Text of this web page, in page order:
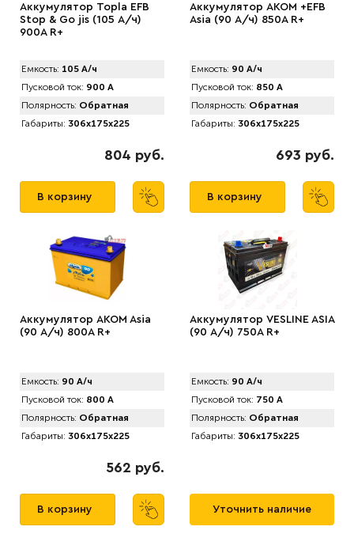
Аккумулятор Topla EFB
Stop & Go jis (105 А/ч)
900A R+
Емкость: 105 А/ч
Пусковой ток: 900 А
Полярность: Обратная
Габариты: 306x175x225
804 руб.
В корзину
Аккумулятор AKOM +EFB
Asia (90 А/ч) 850A R+
Емкость: 90 А/ч
Пусковой ток: 850 А
Полярность: Обратная
Габариты: 306x175x225
693 руб.
В корзину
Аккумулятор AKOM Asia
(90 А/ч) 800A R+
Емкость: 90 А/ч
Пусковой ток: 800 А
Полярность: Обратная
Габариты: 306x175x225
562 руб.
В корзину
Аккумулятор VЕSLINE ASIA
(90 А/ч) 750A R+
Емкость: 90 А/ч
Пусковой ток: 750 А
Полярность: Обратная
Габариты: 306x175x225
Уточнить наличие